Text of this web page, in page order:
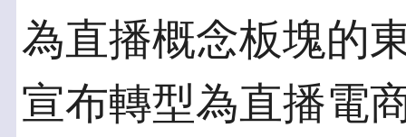
為直播概念板塊的
宣布轉型為直播電